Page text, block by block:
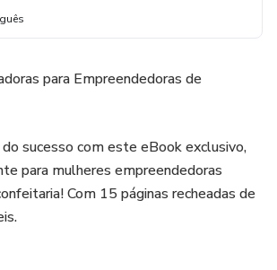
para Empreendedoras de
sucesso com este eBook exclusivo,
para mulheres empreendedoras
Com 15 páginas recheadas de